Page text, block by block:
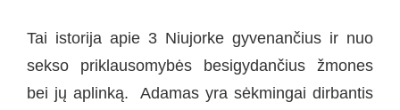
Tai istorija apie 3 Niujorke gyvenančius ir nuo
sekso priklausomybės besigydančius žmones
bei jų aplinką. Adamas yra sėkmingai dirbantis